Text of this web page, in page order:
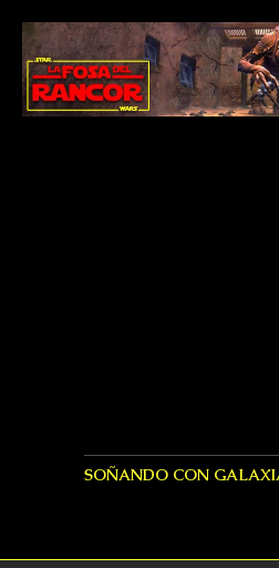
SOÑANDO CON